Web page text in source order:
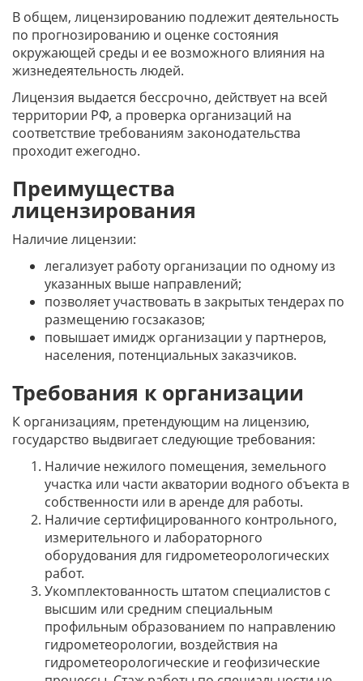
В общем, лицензированию подлежит деятельность
по прогнозированию и оценке состояния
окружающей среды и ее возможного влияния на
жизнедеятельность людей.
Лицензия выдается бессрочно, действует на всей
территории РФ, а проверка организаций на
соответствие требованиям законодательства
проходит ежегодно.
Преимущества
лицензирования
Наличие лицензии:
легализует работу организации по одному из
указанных выше направлений;
позволяет участвовать в закрытых тендерах по
размещению госзаказов;
повышает имидж организации у партнеров,
населения, потенциальных заказчиков.
Требования к организации
К организациям, претендующим на лицензию,
государство выдвигает следующие требования:
Наличие нежилого помещения, земельного
участка или части акватории водного объекта в
собственности или в аренде для работы.
Наличие сертифицированного контрольного,
измерительного и лабораторного
оборудования для гидрометеорологических
работ.
Укомплектованность штатом специалистов с
высшим или средним специальным
профильным образованием по направлению
гидрометеорологии, воздействия на
гидрометеорологические и геофизические